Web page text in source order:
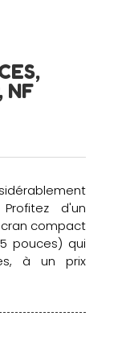
NF
d'un
compact
pouces) qui
à un prix